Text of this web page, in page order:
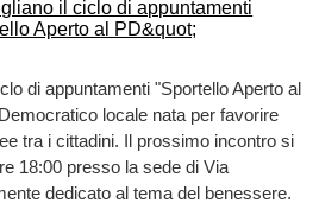
di appuntamenti "Sportello Aperto al
locale nata per favorire
tra i cittadini. Il prossimo incontro si
18:00 presso la sede di Via
dedicato al tema del benessere.